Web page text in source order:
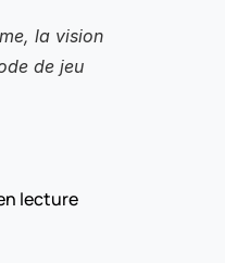
la vision
de jeu
lecture